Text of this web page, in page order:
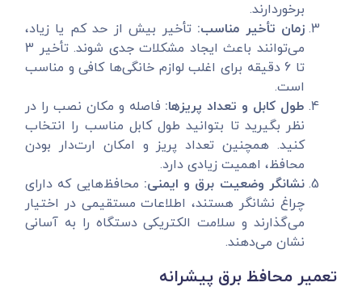
برخوردارند.
زمان تأخیر مناسب: تأخیر بیش از حد کم یا زیاد،
می‌توانند باعث ایجاد مشکلات جدی شوند. تأخیر 3
تا 6 دقیقه برای اغلب لوازم خانگی‌ها کافی و مناسب
است.
طول کابل و تعداد پریزها: فاصله و مکان نصب را در
نظر بگیرید تا بتوانید طول کابل مناسب را انتخاب
کنید. همچنین تعداد پریز و امکان ارت‌دار بودن
محافظ، اهمیت زیادی دارد.
نشانگر وضعیت برق و ایمنی: محافظ‌هایی که دارای
چراغ نشانگر هستند، اطلاعات مستقیمی در اختیار
می‌گذارند و سلامت الکتریکی دستگاه را به آسانی
نشان می‌دهند.
تعمیر محافظ برق پیشرانه